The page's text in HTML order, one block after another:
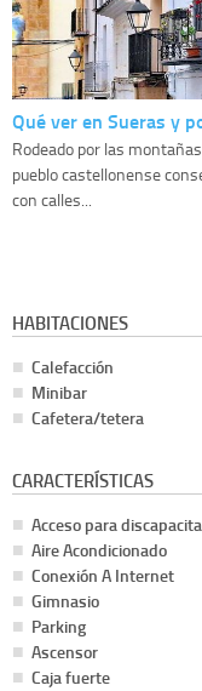
Qué ver en Sueras y
Rodeado por las
pueblo castellonense
con calles...
HABITACIONES
Calefacción
Minibar
Cafetera/tetera
CARACTERÍSTICAS
Acceso para
Aire Acondicionado
Conexión A Internet
Gimnasio
Parking
Ascensor
Caja fuerte